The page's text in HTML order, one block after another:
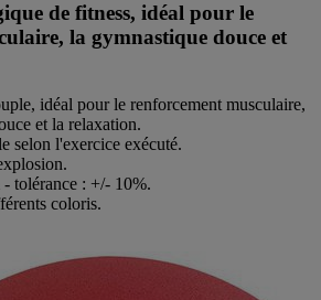
de fitness, idéal pour le
la gymnastique douce et
idéal pour le renforcement musculaire,
et la relaxation.
selon l'exercice exécuté.
tolérance : +/- 10%.
coloris.